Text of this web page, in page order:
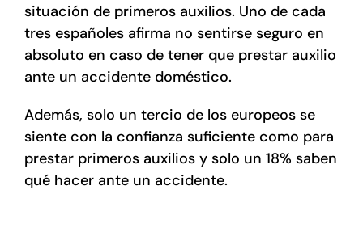
situación de primeros auxilios. Uno de cada
tres españoles afirma no sentirse seguro en
absoluto en caso de tener que prestar auxilio
ante un accidente doméstico.
Además, solo un tercio de los europeos se
siente con la confianza suficiente como para
prestar primeros auxilios y solo un 18% saben
qué hacer ante un accidente.